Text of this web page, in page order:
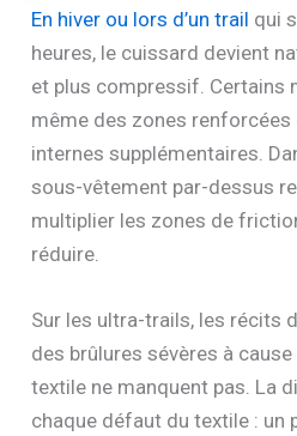
En hiver ou lors d’un trail qui
heures, le cuissard devient
et plus compressif. Certains
même des zones renforcées
internes supplémentaires.
sous-vêtement par-dessus
multiplier les zones de
réduire.
Sur les ultra-trails, les récits
des brûlures sévères à cause
textile ne manquent pas. La
chaque défaut du textile : un